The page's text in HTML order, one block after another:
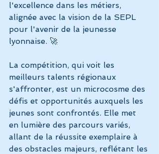
l'excellence dans les métiers,
alignée avec la vision de la SEPL
pour l'avenir de la jeunesse
lyonnaise. 🚀
La compétition, qui voit les
meilleurs talents régionaux
s'affronter, est un microcosme des
défis et opportunités auxquels les
jeunes sont confrontés. Elle met
en lumière des parcours variés,
allant de la réussite exemplaire à
des obstacles majeurs, reflétant les